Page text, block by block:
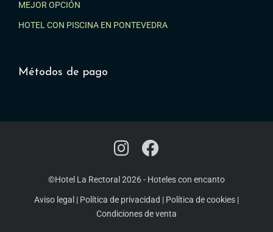
MEJOR OPCIÓN
HOTEL CON PISCINA EN PONTEVEDRA
Métodos de pago
©Hotel La Rectoral 2026- Hoteles con encanto
Aviso legal | Política de privacidad | Política de cookies |
Condiciones de venta